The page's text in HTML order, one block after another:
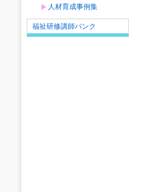
人材育成事例集
福祉研修講師バンク